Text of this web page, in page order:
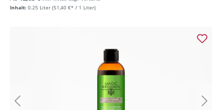
Inhalt: 0.25 Liter (51,40 €* / 1 Liter)